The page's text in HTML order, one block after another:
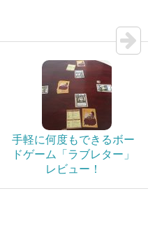
手軽に何度もできるボー
ドゲーム「ラブレター」
レビュー！